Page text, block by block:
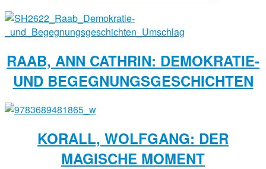
RAAB, ANN CATHRIN: DEMOKRATIE-
UND BEGEGNUNGSGESCHICHTEN
KORALL, WOLFGANG: DER
MAGISCHE MOMENT